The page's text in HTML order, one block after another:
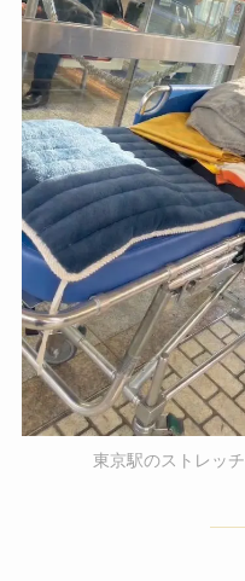
東京駅のストレッ